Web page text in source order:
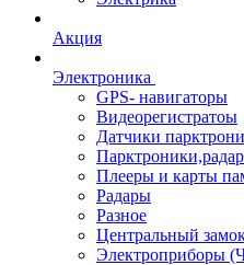
Акция
Электроника
GPS- навигаторы
Видеорегистратоы
Датчики
Плееры и карты
Радары
Разное
Центральный
Электроприборы